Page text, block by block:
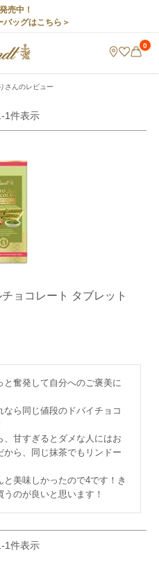
売中！
バッグはこちら＞
0
さんのレビュー
-1件表示
ョコレート タブレット
と奮発して自分へのご褒美に
ら同じ値段のドバイチョコ
甘すぎるとダメな人にはお
ら、同じ抹茶でもリンドー
美味しかったので4です！き
のが良いと思います！
-1件表示